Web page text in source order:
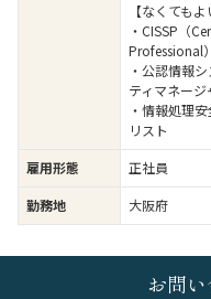
【なくても
・CISSP（
Professional）
・公認情報
ティマネージ
・情報処理
リスト
雇用形態
正社員
勤務地
大阪府
お問